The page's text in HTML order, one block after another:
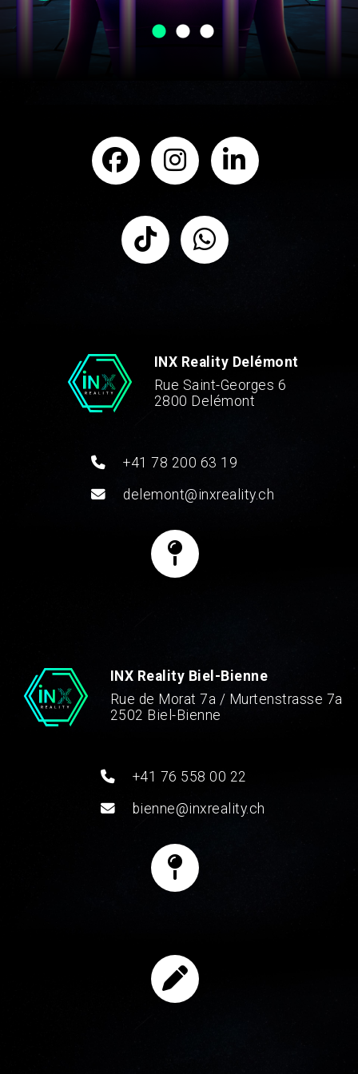
KONTAKTIEREN SIE UNS NOCH HEUTE !
INX Reality Delémont
Rue Saint-Georges 6
2800 Delémont
+41 78 200 63 19
delemont@inxreality.ch
INX Reality Biel-Bienne
Rue de Morat 7a / Murtenstrasse 7a
2502 Biel-Bienne
+41 76 558 00 22
bienne@inxreality.ch